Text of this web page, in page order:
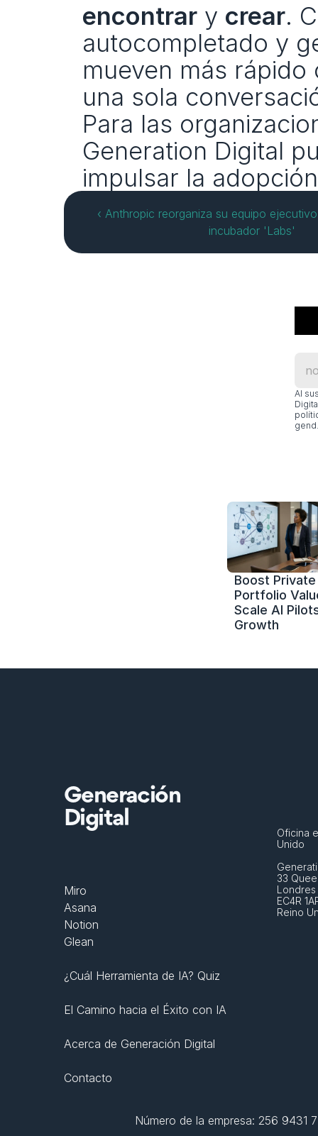
encontrar y crear.
autocompletado y
mueven más
una sola
Para las
Generation Digital
impulsar la
‹ Anthropic reorganiza su equipo
incubador 'Labs'
Al
Boost
Portfolio
Scale AI
Growth
Generación
Digital
Miro
Asana
Notion
Glean
¿Cuál Herramienta de IA? Quiz
El Camino hacia el Éxito con IA
Acerca de Generación Digital
Contacto
Oficina
Unido
33
Londres
EC4R
Reino
Número de la empresa: 256